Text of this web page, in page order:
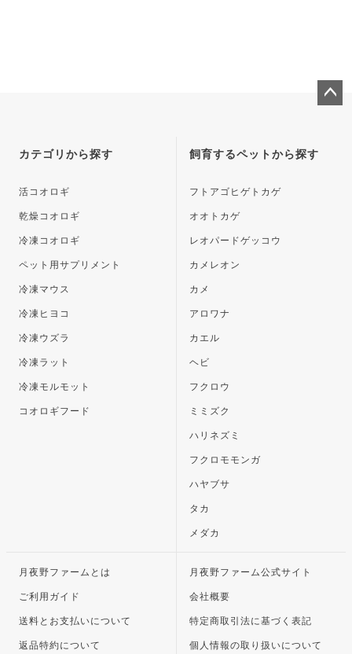
カテゴリから探す
活コオロギ
乾燥コオロギ
冷凍コオロギ
ペット用サプリメント
冷凍マウス
冷凍ヒヨコ
冷凍ウズラ
冷凍ラット
冷凍モルモット
コオロギフード
飼育するペットから探す
フトアゴヒゲトカゲ
オオトカゲ
レオパードゲッコウ
カメレオン
カメ
アロワナ
カエル
ヘビ
フクロウ
ミミズク
ハリネズミ
フクロモモンガ
ハヤブサ
タカ
メダカ
月夜野ファームとは
ご利用ガイド
送料とお支払いについて
返品特約について
月夜野ファーム公式サイト
会社概要
特定商取引法に基づく表記
個人情報の取り扱いについて